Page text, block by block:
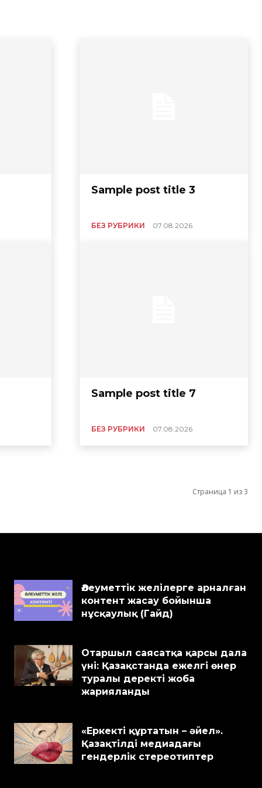
Sample post title 3
БЕЗ РУБРИКИ 07.08.2026
Sample post title 7
БЕЗ РУБРИКИ 07.08.2026
Страница 1 из 3
Әлеуметтік желілерге арналған
контент жасау бойынша
нұсқаулық (Гайд)
Отаршыл саясатқа қарсы дала
үні: Қазақстанда ежелгі өнер
туралы деректі жоба
жарияланды
«Еркекті құртатын – әйел».
Қазақтілді медиадағы
гендерлік стереотиптер